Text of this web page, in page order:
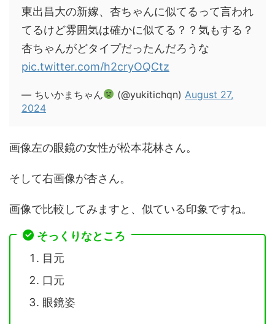
東出昌大の新嫁、杏ちゃんに似てるって言われ
てるけど雰囲気は確かに似てる？？気もする？
杏ちゃんがどタイプだったんだろうな
pic.twitter.com/h2cryOQCtz
— ちいかまちゃん (@yukitichqn) August 27,
2024
画像左の眼鏡の女性が松本花林さん。
そして右画像が杏さん。
画像で比較してみますと、似ている印象ですね。
そっくりなところ
目元
口元
眼鏡姿